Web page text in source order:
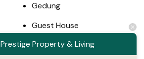
Gedung
Guest House
Pabrik
Prestige Property & Living